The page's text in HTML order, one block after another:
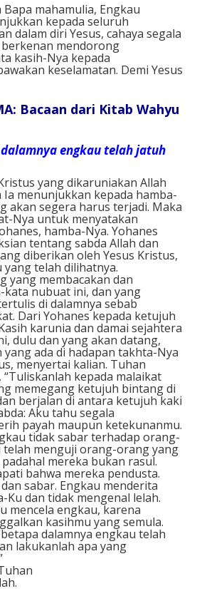
mahamulia, Engkau
kepada seluruh
dalam diri Yesus, cahaya segala
berkenan mendorong
kasih-Nya kepada
keselamatan. Demi Yesus
Bacaan dari Kitab Wahyu
engkau telah jatuh
yang dikaruniakan Allah
Ia menunjukkan kepada hamba-
akan segera harus terjadi. Maka
Nya untuk menyatakan
hamba-Nya. Yohanes
tentang sabda Allah dan
diberikan oleh Yesus Kristus,
telah dilihatnya.
yang membacakan dan
nubuat ini, dan yang
di dalamnya sebab
Dari Yohanes kepada ketujuh
karunia dan damai sejahtera
dulu dan yang akan datang,
ada di hadapan takhta-Nya
menyertai kalian. Tuhan
kepada malaikat
memegang ketujuh bintang di
berjalan di antara ketujuh kaki
Aku tahu segala
payah maupun ketekunanmu.
tidak sabar terhadap orang-
telah menguji orang-orang yang
mereka bukan rasul.
bahwa mereka pendusta.
sabar. Engkau menderita
Ku dan tidak mengenal lelah.
mencela engkau, karena
kasihmu yang semula.
dalamnya engkau telah
lakukanlah apa yang